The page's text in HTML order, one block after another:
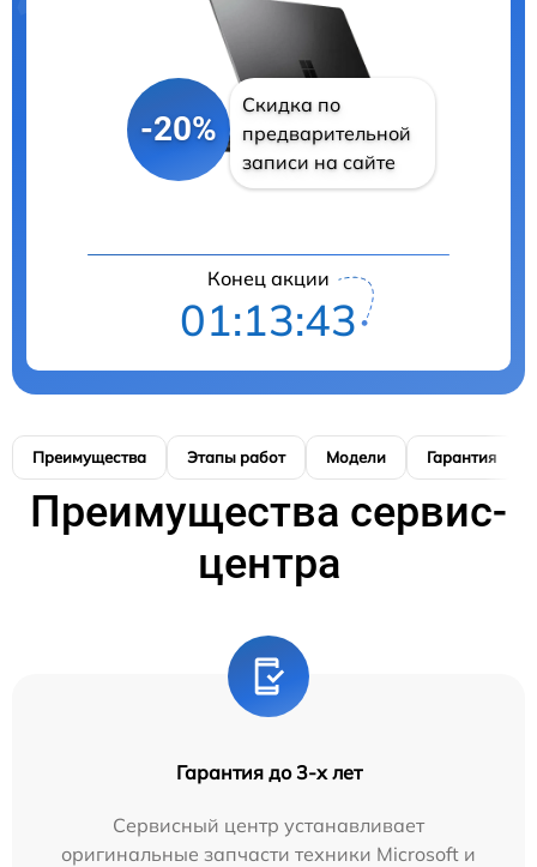
-20%
Скидка по
предварительной
записи на сайте
Конец акции
01:13:42
Преимущества Этапы работ Модели Гарантия
Преимущества сервис-
центра
Гарантия до 3-х лет
Сервисный центр устанавливает
оригинальные запчасти техники Microsoft и